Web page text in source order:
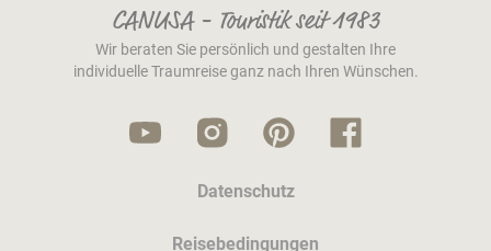
CANUSA - Touristik seit 1983
Wir beraten Sie persönlich und gestalten Ihre
individuelle Traumreise ganz nach Ihren Wünschen.
Datenschutz
Reisebedingungen